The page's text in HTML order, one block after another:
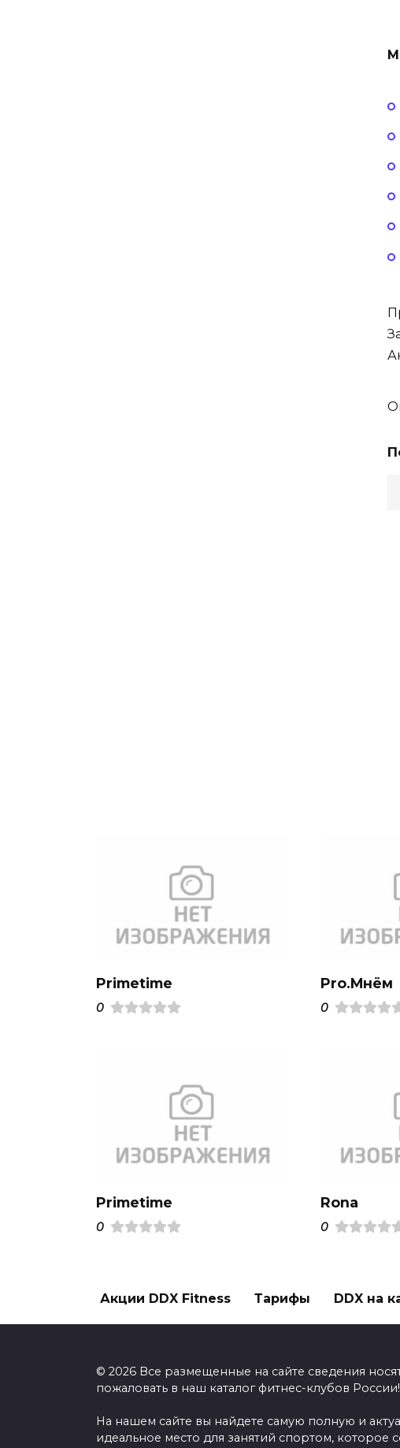
Primetime
0
Pro.Mнём
0
Primetime
0
Rona
0
Акции DDX Fitness Тарифы DDX на
© 2026 Все размещенные на сайте сведения
пожаловать в наш каталог фитнес-клубов России!
На нашем сайте вы найдете самую полную и
идеальное место для занятий спортом, которое